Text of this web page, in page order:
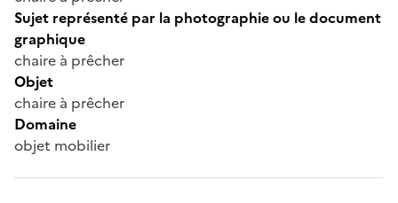
Sujet représenté par la photographie ou le document
graphique
chaire à prêcher
Objet
chaire à prêcher
Domaine
objet mobilier